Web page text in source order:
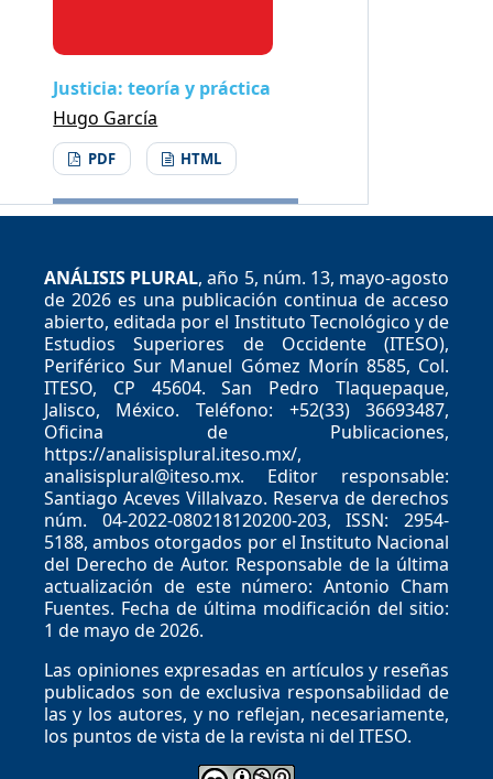
Justicia: teoría y práctica
Hugo García
PDF HTML
ANÁLISIS PLURAL, año 5, núm. 13, mayo-agosto
de 2026 es una publicación continua de acceso
abierto, editada por el Instituto Tecnológico y de
Estudios Superiores de Occidente (ITESO),
Periférico Sur Manuel Gómez Morín 8585, Col.
ITESO, CP 45604. San Pedro Tlaquepaque,
Jalisco, México. Teléfono: +52(33) 36693487,
Oficina de Publicaciones,
https://analisisplural.iteso.mx/,
analisisplural@iteso.mx. Editor responsable:
Santiago Aceves Villalvazo. Reserva de derechos
núm. 04-2022-080218120200-203, ISSN: 2954-
5188, ambos otorgados por el Instituto Nacional
del Derecho de Autor. Responsable de la última
actualización de este número: Antonio Cham
Fuentes. Fecha de última modificación del sitio:
1 de mayo de 2026.
Las opiniones expresadas en artículos y reseñas
publicados son de exclusiva responsabilidad de
las y los autores, y no reflejan, necesariamente,
los puntos de vista de la revista ni del ITESO.